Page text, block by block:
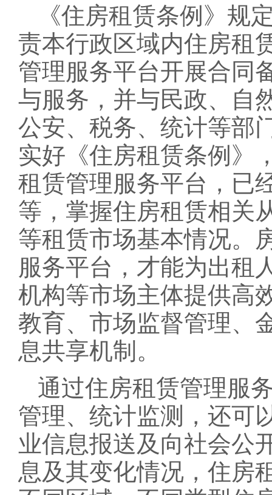
《住房租赁条例》规
责本行政区域内住房租
管理服务平台开展合同
与服务，并与民政、自
公安、税务、统计等部
实好《住房租赁条例》
租赁管理服务平台，已
等，掌握住房租赁相关
等租赁市场基本情况。
服务平台，才能为出租
机构等市场主体提供高
教育、市场监督管理、
息共享机制。
通过住房租赁管理服
管理、统计监测，还可
业信息报送及向社会公
息及其变化情况，住房